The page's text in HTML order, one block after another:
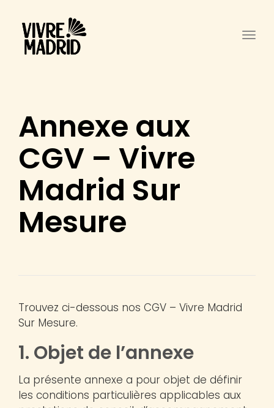
Annexe aux
CGV – Vivre
Madrid Sur
Mesure
Trouvez ci-dessous nos CGV – Vivre Madrid
Sur Mesure.
1. Objet de l’annexe
La présente annexe a pour objet de définir
les conditions particulières applicables aux